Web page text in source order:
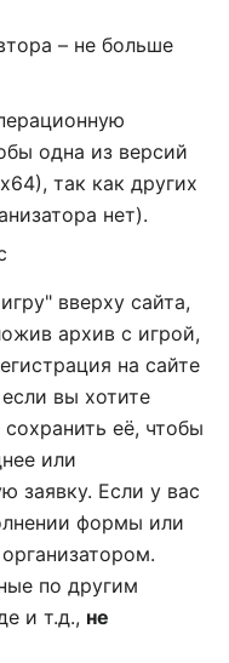
– не больше
одна из версий
так как других
нет).
вверху сайта,
архив с игрой,
на сайте
вы хотите
её, чтобы
или
заявку. Если у вас
формы или
по другим
и т.д., не